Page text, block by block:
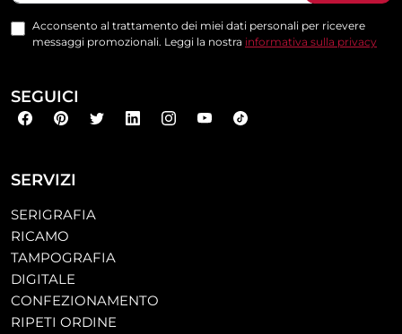
SERVIZI
SERIGRAFIA
RICAMO
TAMPOGRAFIA
DIGITALE
CONFEZIONAMENTO
RIPETI ORDINE
Acconsento al trattamento dei miei dati personali per ricevere
messaggi promozionali. Leggi la nostra informativa sulla privacy
SEGUICI